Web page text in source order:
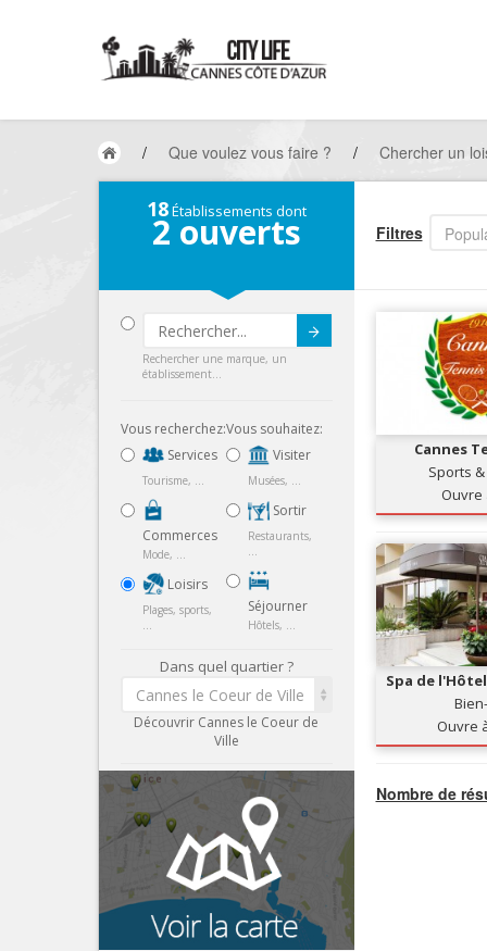
/ Que voulez vous faire ? / Chercher un
18Établissements dont
2 ouverts
Submit
Rechercher une marque, un
établissement...
Vous recherchez:
Services
Tourisme, ...
Commerces
Mode, ...
Loisirs
Plages, sports,
...
Vous souhaitez:
Visiter
Musées, ...
Sortir
Restaurants,
...
Séjourner
Hôtels, ...
Dans quel quartier ?
Cannes le Coeur de Ville
Découvrir Cannes le Coeur de
Ville
Filtres
Cannes
Sports
Ouvre
Spa de
Ouvre
Nombre de